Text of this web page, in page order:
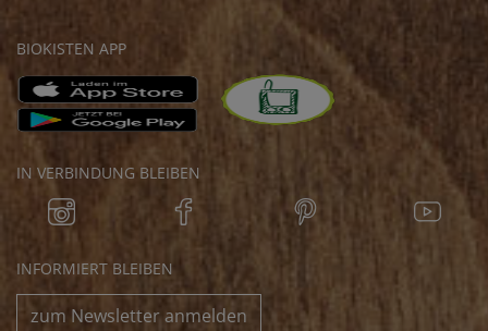
BIOKISTEN APP
IN VERBINDUNG BLEIBEN
INFORMIERT BLEIBEN
zum Newsletter anmelden